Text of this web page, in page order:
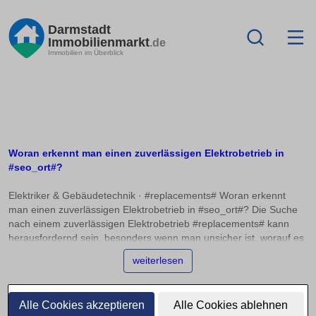
Alle Cookies akzeptieren Alle Cookies ablehnen
Darmstadt
Immobilienmarkt.de
Immobilien im Überblick
Woran erkennt man einen zuverlässigen Elektrobetrieb in
#seo_ort#?
Elektriker & Gebäudetechnik · #replacements# Woran erkennt
man einen zuverlässigen Elektrobetrieb in #seo_ort#? Die Suche
nach einem zuverlässigen Elektrobetrieb #replacements# kann
herausfordernd sein, besonders wenn man unsicher ist, worauf es
wirklich ankommt. Eine Eintragung ins Handwerksregister und die
Mitgliedschaft in einer Innung sind wichtige Indizien für die
Kompetenz vor der Beauftragung einschätzen? In diesem Artikel
bieten wir Ihnen Orientierung, damit Sie die richtige Wahl bei der
weiterlesen